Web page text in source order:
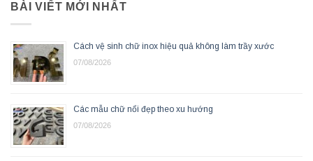
BÀI VIẾT MỚI NHẤT
Cách vệ sinh chữ inox hiệu quả không làm trầy xước
07/08/2026
Các mẫu chữ nổi đẹp theo xu hướng
07/08/2026